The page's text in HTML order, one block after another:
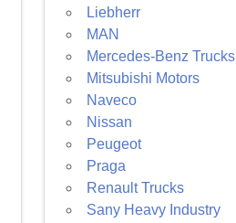
Liebherr
MAN
Mercedes-Benz Trucks
Mitsubishi Motors
Naveco
Nissan
Peugeot
Praga
Renault Trucks
Sany Heavy Industry